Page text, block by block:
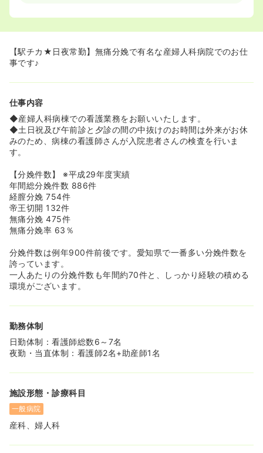
間は2時間未満です。
給消化率はほぼ100％です。希望休も月に2～3日とれるの
で、ママさんナースも多く活躍されています。
≪高待遇の時給1600円～！収入ＵＰも見込めます★≫
でお勤めいただくのに安心です♪
パートさんの場合の時給は1600円～ですので日勤のみや夜
勤のみでもしっかりと稼げますよ♪
【駅チカ★日夜常勤】無痛分娩で有名な産婦人科病院でのお仕
事です♪
仕事内容
◆産婦人科病棟での看護業務をお願いいたします。
◆土日祝及び午前診と夕診の間の中抜けのお時間は外来がお休
みのため、病棟の看護師さんが入院患者さんの検査を行いま
す。
【分娩件数】 ※平成29年度実績
年間総分娩件数 886件
経膣分娩 754件
帝王切開 132件
無痛分娩 475件
無痛分娩率 63％
分娩件数は例年900件前後です。愛知県で一番多い分娩件数を
誇っています。
一人あたりの分娩件数も年間約70件と、しっかり経験の積める
環境がございます。
勤務体制
日勤体制：看護師総数6～7名
夜勤・当直体制：看護師2名+助産師1名
施設形態・診療科目
一般病院
産科、婦人科